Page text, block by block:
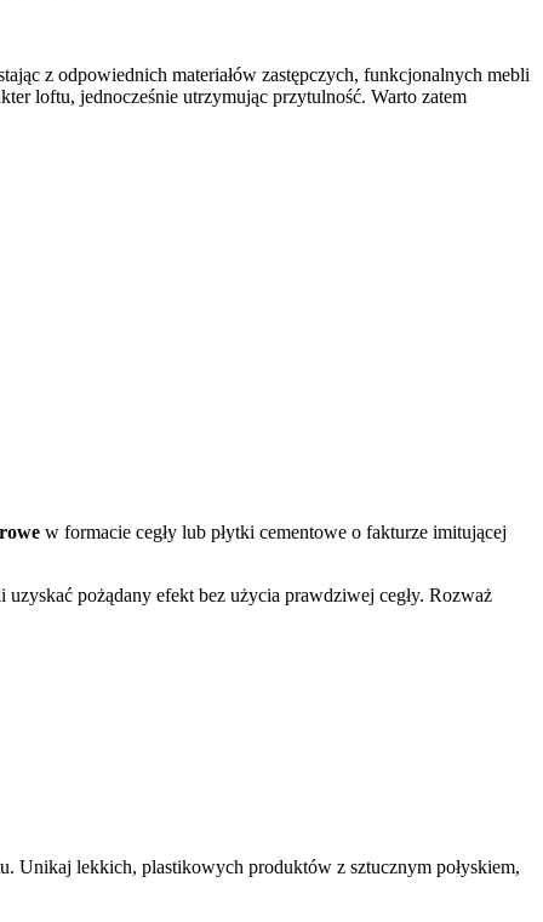
z odpowiednich materiałów zastępczych, funkcjonalnych mebli
loftu, jednocześnie utrzymując przytulność. Warto zatem
w formacie cegły lub płytki cementowe o fakturze imitującej
pożądany efekt bez użycia prawdziwej cegły. Rozważ
Unikaj lekkich, plastikowych produktów z sztucznym połyskiem,